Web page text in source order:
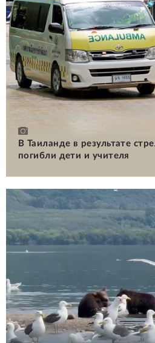
В Таиланде в результате
погибли дети и учителя